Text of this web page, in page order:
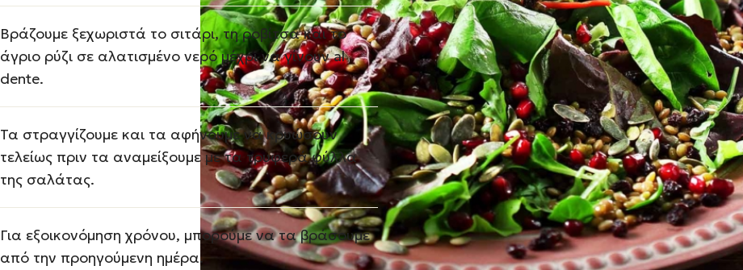
Βράζουμε ξεχωριστά το σιτάρι, τη ροβίτσα και το
άγριο ρύζι σε αλατισμένο νερό μέχρι να γίνουν al
dente.
Τα στραγγίζουμε και τα αφήνουμε να κρυώσουν
τελείως πριν τα αναμείξουμε με τα τρυφερά φύλλα
της σαλάτας.
Για εξοικονόμηση χρόνου, μπορούμε να τα βράσουμε
από την προηγούμενη ημέρα.